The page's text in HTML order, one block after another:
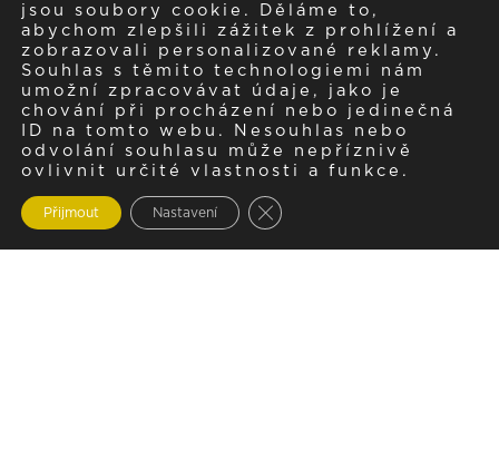
jsou soubory cookie. Děláme to,
abychom zlepšili zážitek z prohlížení a
zobrazovali personalizované reklamy.
Souhlas s těmito technologiemi nám
umožní zpracovávat údaje, jako je
chování při procházení nebo jedinečná
ID na tomto webu. Nesouhlas nebo
odvolání souhlasu může nepříznivě
ovlivnit určité vlastnosti a funkce.
Přijmout Nastavení Zavřít cookie lištu GDPR